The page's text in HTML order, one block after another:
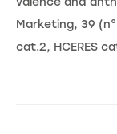
Marketing, 39
cat.2, HCERES